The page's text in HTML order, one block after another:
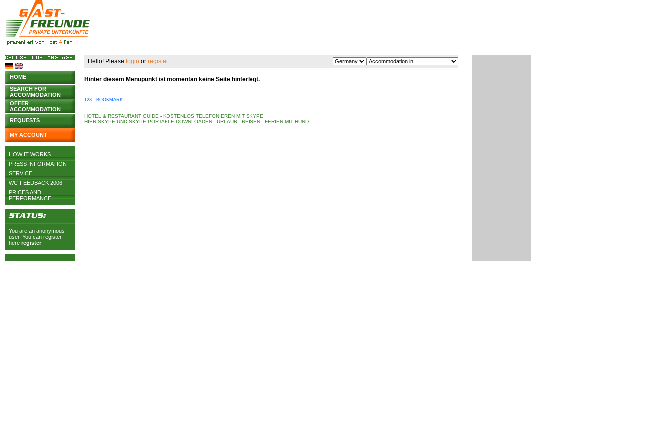
HOME
SEARCH FOR
ACCOMMODATION
OFFER
ACCOMMODATION
REQUESTS
MY ACCOUNT
HOW IT WORKS
PRESS INFORMATION
SERVICE
WC-FEEDBACK 2006
PRICES AND
PERFORMANCE
You are an anonymous
user. You can register
here register
Hello! Please login or register.
Hinter diesem Menüpunkt ist momentan keine Seite hinterlegt.
123 - BOOKMARK
HOTEL & RESTAURANT GUIDE - KOSTENLOS TELEFONIEREN MIT SKYPE
HIER SKYPE UND SKYPE-PORTABLE DOWNLOADEN - URLAUB - REISEN - FERIEN MIT HUND